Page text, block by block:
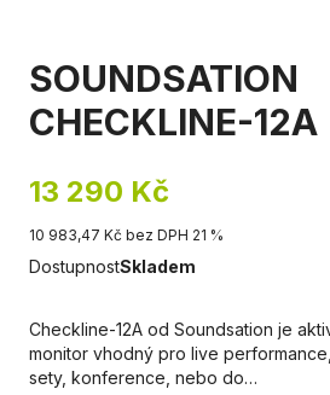
SOUNDSATION
CHECKLINE-12A
13 290 Kč
10 983,47 Kč bez DPH 21 %
DostupnostSkladem
Checkline-12A od Soundsation je
monitor vhodný pro live
sety, konference, nebo do…